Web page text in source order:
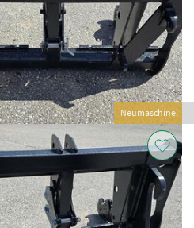
Neumaschine